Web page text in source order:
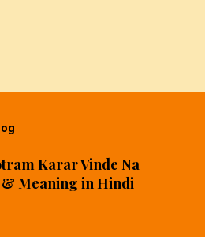
Karar Vinde Na
Meaning in Hindi